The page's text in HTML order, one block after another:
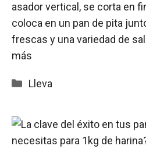
asador vertical, se corta en
coloca en un pan de pita
frescas y una variedad de
más
Categorías
Lleva